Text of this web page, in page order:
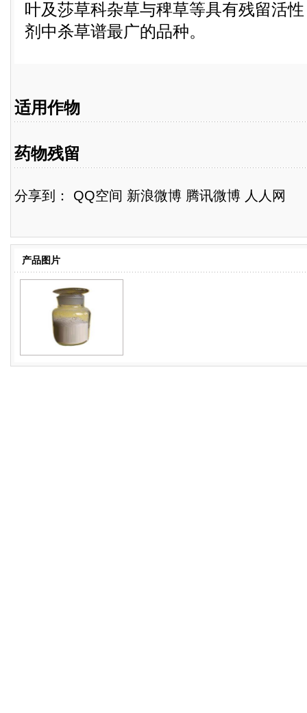
叶及莎草科杂草与稗草等具有残留活
剂中杀草谱最广的品种。
适用作物
药物残留
分享到： QQ空间 新浪微博 腾讯微博 人人网
产品图片